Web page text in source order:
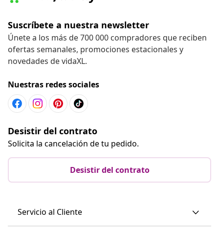
Suscríbete a nuestra newsletter
Únete a los más de 700 000 compradores que reciben
ofertas semanales, promociones estacionales y
novedades de vidaXL.
Nuestras redes sociales
Desistir del contrato
Solicita la cancelación de tu pedido.
Desistir del contrato
Servicio al Cliente